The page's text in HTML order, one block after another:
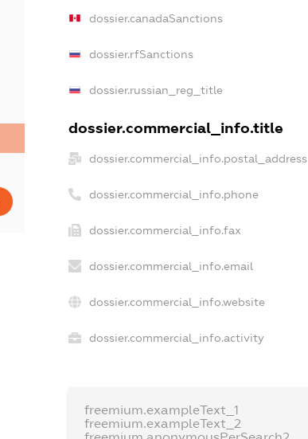
dossier.canadaSanctions
dossier.rfSanctions
dossier.russian_reg_title
dossier.commercial_info.title
dossier.commercial_info.postal_address
dossier.commercial_info.phone
dossier.commercial_info.fax
dossier.commercial_info.email
dossier.commercial_info.website
dossier.commercial_info.activity
freemium.exampleText_1
freemium.exampleText_2